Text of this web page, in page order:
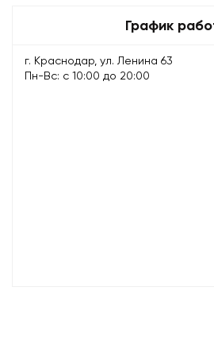
График
г. Краснодар, ул. Ленина 63
Пн-Вс: с 10:00 до 20:00